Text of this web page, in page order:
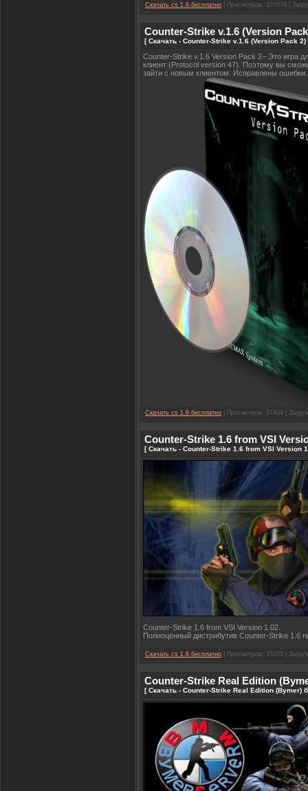
Скачать cs 1.6 бесплатно | Просмотров: 107674 |
Counter-Strike v.1.6 (Version
[ Скачать - Counter-Strike v.1.6 (Version Pack
Counter-Strike v.1.6 Version Pack 2– Это игра
клиент (Protocol version 47). Поэтому вы
зайти с новым клиентом. Исправлены ошибки.
Скачать cs 1.6 бесплатно | Просмотров: 57404 |
Counter-Strike 1.6 from VSI
[ Скачать - Counter-Strike 1.6 from VSI Version
Counter-Strike 1.6 from VSI Version 1.02.
Полноценный дистрибутив Counter-Strike 1.6
Скачать cs 1.6 бесплатно | Просмотров: 45270 |
Counter-Strike Real Edition
[ Скачать - Counter-Strike Real Edition (Bymer)